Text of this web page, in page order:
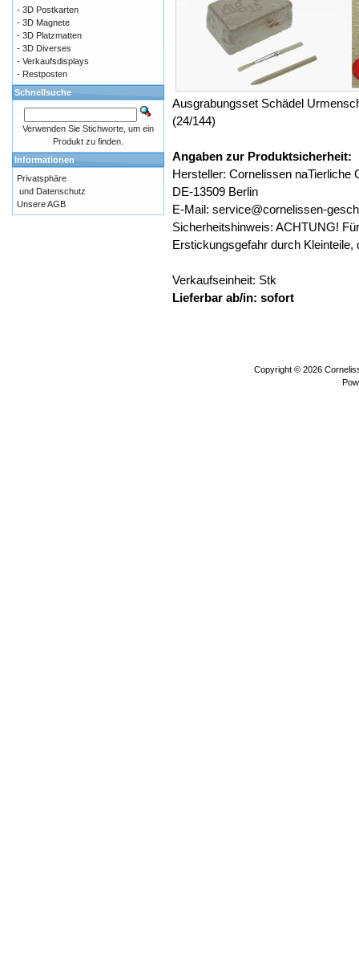
Ausgrabungsset Schädel
(24/144)
Angaben zur Produktsicherheit:
Hersteller: Cornelissen
DE-13509 Berlin
E-Mail: service@cornelissen-
Sicherheitshinweis: ACHTUNG!
Erstickungsgefahr durch
Verkaufseinheit: Stk
Lieferbar ab/in: sofort
- 3D Postkarten
- 3D Magnete
- 3D Platzmatten
- 3D Diverses
- Verkaufsdisplays
- Restposten
Schnellsuche
Verwenden Sie Stichworte, um ein
Produkt zu finden.
Informationen
Privatsphäre
und Datenschutz
Unsere AGB
Copyright © 2026